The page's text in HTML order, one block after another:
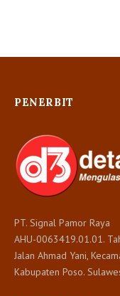
PENERBIT
PT. Signal Pamor Raya
AHU-0063419.01.01.
Jalan Ahmad Yani,
Kabupaten Poso.